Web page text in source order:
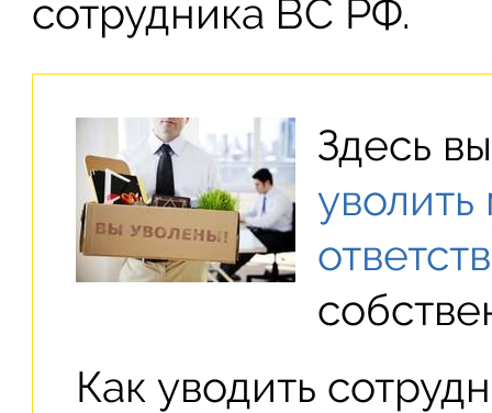
сотрудника ВС РФ.
Здесь
Как уводить